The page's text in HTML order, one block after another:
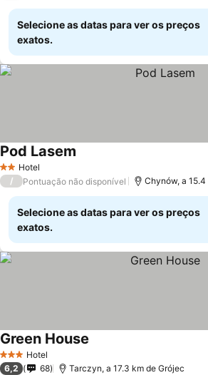
Selecione as datas para ver os preços
exatos.
2 Estrelas
Hotel
Pod Lasem
/ Pontuação não disponível Chynów, a
Selecione as datas para ver os preços
exatos.
3 EstrelasHotel
Green House
6,2 68 Tarczyn, a 17.3 km de Grójec